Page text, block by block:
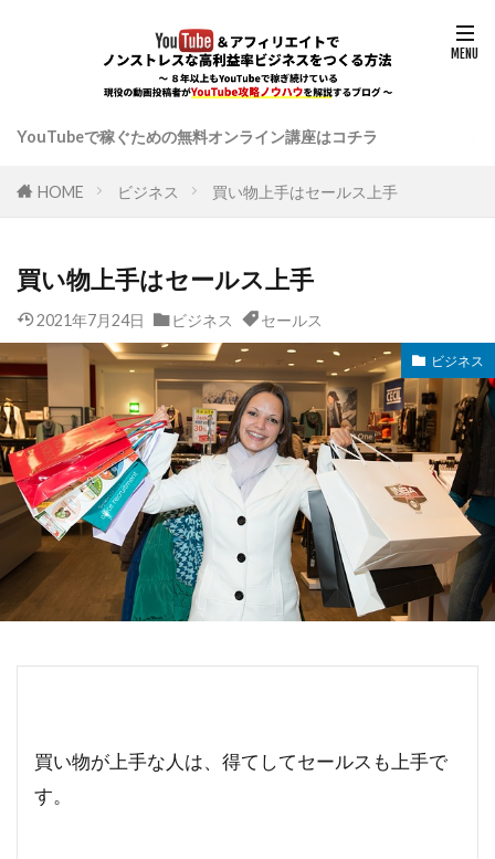
YouTubeで稼ぐための無料オンライン講座はコチラ
HOME ビジネス 買い物上手はセールス上手
買い物上手はセールス上手
2021年7月24日 ビジネス セールス
ビジネス
買い物が上手な人は、得てしてセールスも上手で
す。